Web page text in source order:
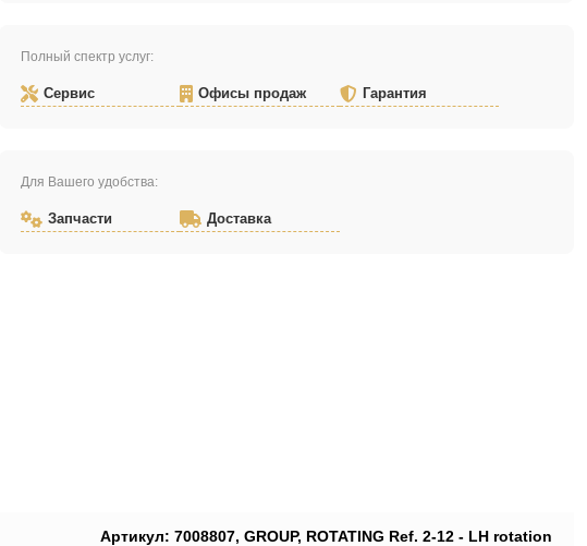
Полный спектр услуг:
Сервис Офисы продаж Гарантия
Для Вашего удобства:
Запчасти Доставка
Артикул: 7008807, GROUP, ROTATING Ref. 2-12 - LH rotation